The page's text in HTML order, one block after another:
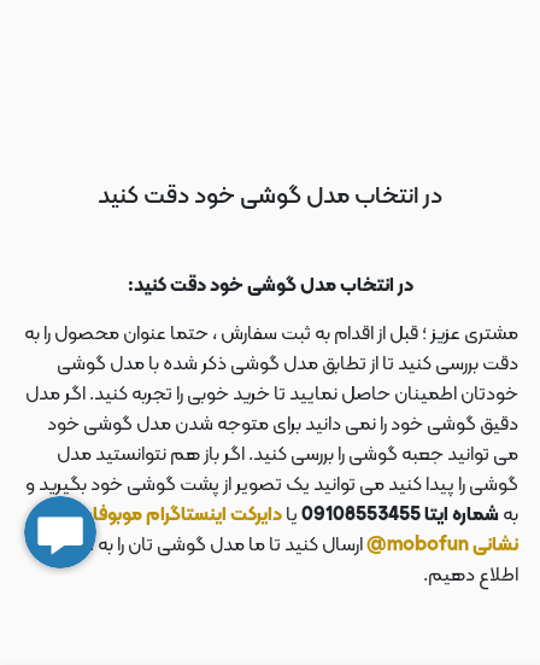
در انتخاب مدل گوشی خود دقت کنید
در انتخاب مدل گوشی خود دقت کنید:
مشتری عزیز ؛ قبل از اقدام به ثبت سفارش ، حتما عنوان محصول را به
دقت بررسی کنید تا از تطابق مدل گوشی ذکر شده با مدل گوشی
خودتان اطمینان حاصل نمایید تا خرید خوبی را تجربه کنید. اگر مدل
دقیق گوشی خود را نمی دانید برای متوجه شدن مدل گوشی خود
می توانید جعبه گوشی را بررسی کنید. اگر باز هم نتوانستید مدل
گوشی را پیدا کنید می توانید یک تصویر از پشت گوشی خود بگیرید و
به شماره ایتا 09108553455 یادایرکت اینستاگرام موبوفان به
نشانی mobofun@
ارسال کنید تا ما مدل گوشی تان را به شما
اطلاع دهیم.